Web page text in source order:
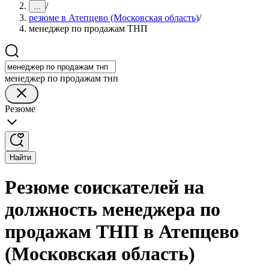
... /
резюме в Атепцево (Московская область)/
менеджер по продажам ТНП
менеджер по продажам тнп
Резюме
Найти
Резюме соискателей на
должность менеджера по
продажам ТНП в Атепцево
(Московская область)